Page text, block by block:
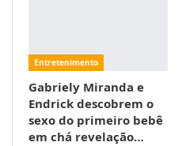
Entretenimento
Gabriely Miranda e
Endrick descobrem o
sexo do primeiro bebê
em chá revelação…